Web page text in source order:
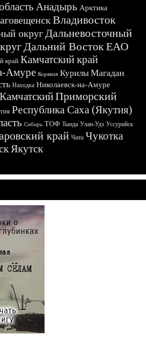
Анадырь Арктика
Владивосток
округДальневосточный
Дальний ВостокЕАО
край Камчатский край
Амуре Корякия Курилы Магадан
Находка Николаевск-на-Амуре
Приморский
Республика Саха (Якутия)
Сибирь ТОФ Тында Улан-Удэ Уссурийск
край Чита Чукотка
Якутск